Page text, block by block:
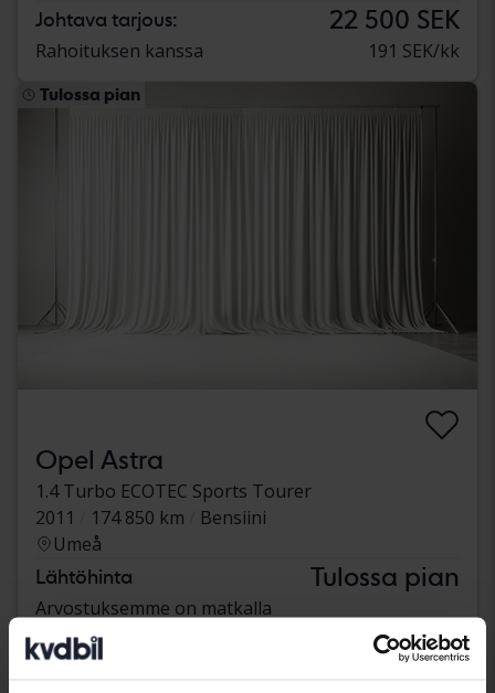
Johtava tarjous: 22 500 SEK
Rahoituksen kanssa 191 SEK/kk
Tulossa pian
Opel Astra
1.4 Turbo ECOTEC Sports Tourer
2011
174 850 km
Bensiini
Umeå
Lähtöhinta Tulossa pian
Arvostuksemme on matkalla
Tulossa pian